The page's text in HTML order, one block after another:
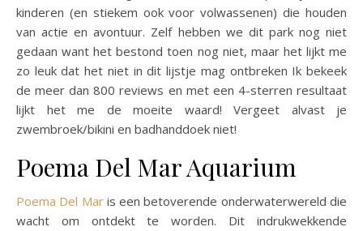
kinderen (en stiekem ook voor volwassenen) die houden
van actie en avontuur. Zelf hebben we dit park nog niet
gedaan want het bestond toen nog niet, maar het lijkt me
zo leuk dat het niet in dit lijstje mag ontbreken Ik bekeek
de meer dan 800 reviews en met een 4-sterren resultaat
lijkt het me de moeite waard! Vergeet alvast je
zwembroek/bikini en badhanddoek niet!
Poema Del Mar Aquarium
Poema Del Maris een betoverende onderwaterwereld die
wacht om ontdekt te worden. Dit indrukwekkende